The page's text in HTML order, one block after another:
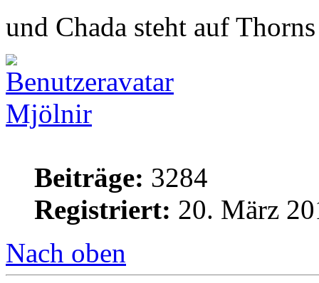
und Chada steht auf
Mjölnir
Beiträge: 3284
Registriert: 20. März
Nach oben